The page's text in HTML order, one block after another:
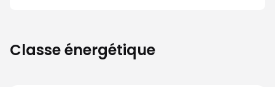
Classe énergétique